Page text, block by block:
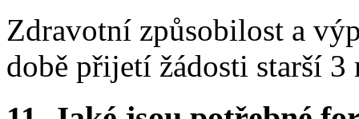
Zdravotní způsobilost a
době přijetí žádosti starší 3